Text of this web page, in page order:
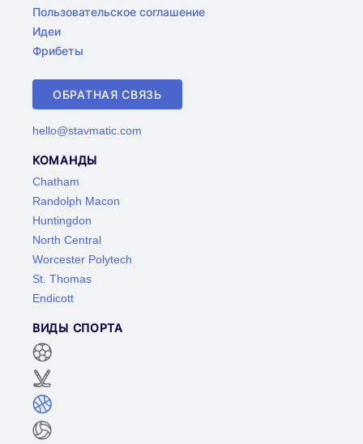
Пользовательское соглашение
Идеи
Фрибеты
ОБРАТНАЯ СВЯЗЬ
hello@stavmatic.com
КОМАНДЫ
Chatham
Randolph Macon
Huntingdon
North Central
Worcester Polytech
St. Thomas
Endicott
ВИДЫ СПОРТА